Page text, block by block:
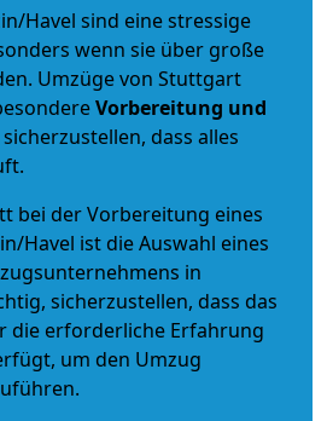
Havel sind eine stressige
wenn sie über große
Umzüge von Stuttgart
Vorbereitung und
dass alles
bei der Vorbereitung eines
Havel ist die Auswahl eines
in
sicherzustellen, dass das
die erforderliche Erfahrung
um den Umzug